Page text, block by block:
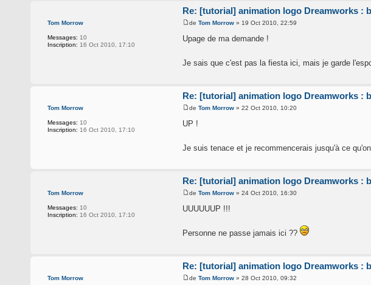
Tom Morrow
Messages: 10
Inscription: 16 Oct 2010, 17:10
Re: [tutorial] animation logo Dreamworks :
de Tom Morrow » 19 Oct 2010, 22:59
Upage de ma demande !
Je sais que c'est pas la fiesta ici, mais je garde
Tom Morrow
Messages: 10
Inscription: 16 Oct 2010, 17:10
Re: [tutorial] animation logo Dreamworks :
de Tom Morrow » 22 Oct 2010, 10:20
UP !
Je suis tenace et je recommencerais jusqu'à ce
Tom Morrow
Messages: 10
Inscription: 16 Oct 2010, 17:10
Re: [tutorial] animation logo Dreamworks :
de Tom Morrow » 24 Oct 2010, 16:30
UUUUUUP !!!
Personne ne passe jamais ici ??
Tom Morrow
Re: [tutorial] animation logo Dreamworks :
de Tom Morrow » 28 Oct 2010, 09:32